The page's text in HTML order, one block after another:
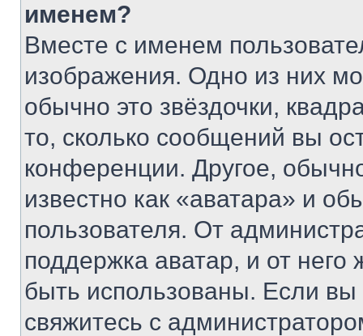
именем?
Вместе с именем
изображения. Одно из них
обычно это звёздочки,
то, сколько сообщений вы
конференции. Другое,
известно как «аватара» и
пользователя. От
поддержка аватар, и от него
быть использованы. Если
свяжитесь с